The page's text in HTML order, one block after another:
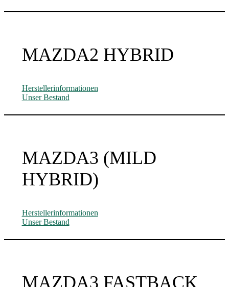
MAZDA2 HYBRID
Herstellerinformationen
Unser Bestand
MAZDA3 (MILD
HYBRID)
Herstellerinformationen
Unser Bestand
MAZDA3 FASTBACK